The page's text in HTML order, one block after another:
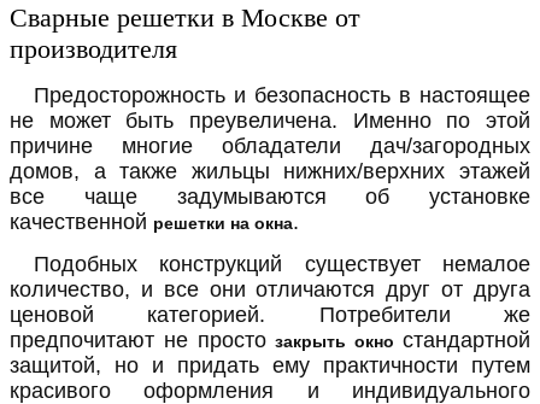
Сварные решетки в Москве от
производителя
Предосторожность и безопасность в настоящее
не может быть преувеличена. Именно по этой
причине многие обладатели дач/загородных
домов, а также жильцы нижних/верхних этажей
все чаще задумываются об установке
качественной решетки на окна.
Подобных конструкций существует немалое
количество, и все они отличаются друг от друга
ценовой категорией. Потребители же
предпочитают не простозакрыть окностандартной
защитой, но и придать ему практичности путем
красивого оформления и индивидуального